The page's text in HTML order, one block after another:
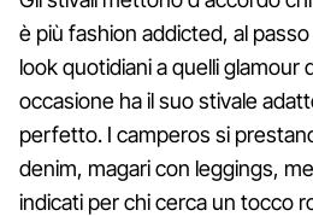
è più fashion addicted, al
look quotidiani a quelli glamour
occasione ha il suo stivale
perfetto. I camperos si
denim, magari con leggings,
indicati per chi cerca un tocco